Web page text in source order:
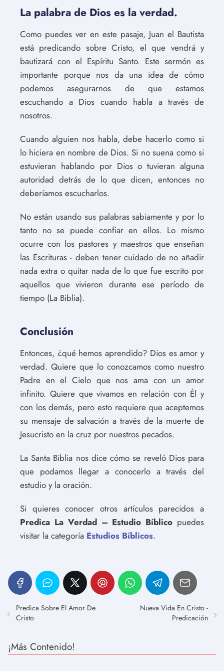
La palabra de Dios es la verdad.
Como puedes ver en este pasaje, Juan el Bautista
está predicando sobre Cristo, el que vendrá y
bautizará con el Espíritu Santo. Este sermón es
importante porque nos da una idea de cómo
podemos asegurarnos de que estamos
escuchando a Dios cuando habla a través de
nosotros.
Cuando alguien nos habla, debe hacerlo como si
lo hiciera en nombre de Dios. Si no suena como si
estuvieran hablando por Dios o tuvieran alguna
autoridad detrás de lo que dicen, entonces no
deberíamos escucharlos.
No están usando sus palabras sabiamente y por lo
tanto no se puede confiar en ellos. Lo mismo
ocurre con los pastores y maestros que enseñan
las Escrituras - deben tener cuidado de no añadir
nada extra o quitar nada de lo que fue escrito por
aquellos que vivieron durante ese período de
tiempo (La Biblia).
Conclusión
Entonces, ¿qué hemos aprendido? Dios es amor y
verdad. Quiere que lo conozcamos como nuestro
Padre en el Cielo que nos ama con un amor
infinito. Quiere que vivamos en relación con Él y
con los demás, pero esto requiere que aceptemos
su mensaje de salvación a través de la muerte de
Jesucristo en la cruz por nuestros pecados.
La Santa Biblia nos dice cómo se reveló Dios para
que podamos llegar a conocerlo a través del
estudio y la oración.
Si quieres conocer otros artículos parecidos a
Predica La Verdad – Estudio Bíblico puedes
visitar la categoría Estudios Bíblicos.
Predica Sobre El Amor De
Cristo
Nueva Vida En Cristo -
Predicación
¡Más Contenido!